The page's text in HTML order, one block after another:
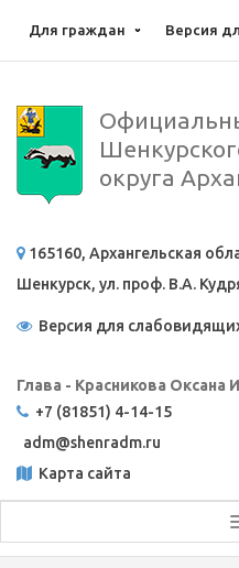
Для граждан Версия
округа
165160, Архангельская
Шенкурск, ул. проф. В.А.
Версия для
Глава - Красникова Оксана
+7 (81851) 4-14-15
adm@shenradm.ru
Карта сайта